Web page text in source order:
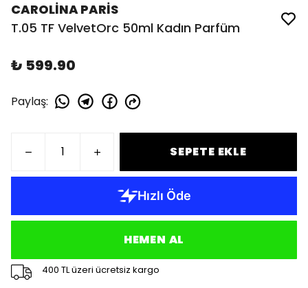
CAROLİNA PARİS
T.05 TF VelvetOrc 50ml Kadın Parfüm
₺ 599.90
Paylaş:
SEPETE EKLE
HEMEN AL
400 TL üzeri ücretsiz kargo